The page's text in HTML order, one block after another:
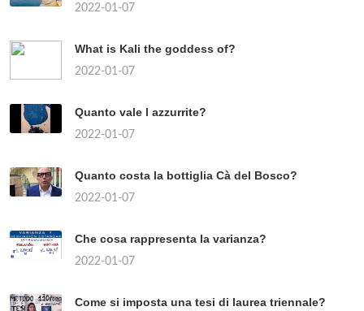
2022-01-07
What is Kali the goddess of?
2022-01-07
Quanto vale l azzurrite?
2022-01-07
Quanto costa la bottiglia Cà del Bosco?
2022-01-07
Che cosa rappresenta la varianza?
2022-01-07
Come si imposta una tesi di laurea triennale?